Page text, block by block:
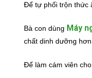
Để tự phối trộn thức
Bà con dùng Máy
chất dinh dưỡng hơn.
Để làm cám viên